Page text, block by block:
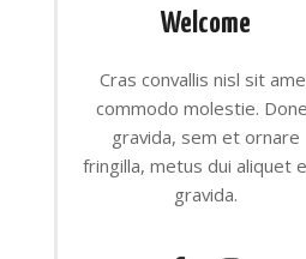
Welcome
Cras convallis nisl sit
commodo molestie.
gravida, sem et ornare
fringilla, metus dui aliquet
gravida.